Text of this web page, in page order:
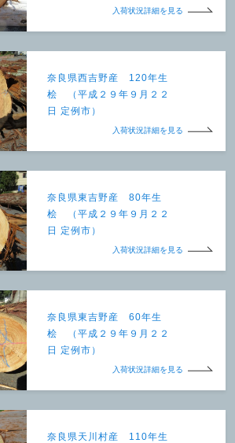
入荷状況詳細を見る
奈良県西吉野産 120年生
桧 （平成２９年９月２２
日 定例市）
入荷状況詳細を見る
奈良県東吉野産 80年生
桧 （平成２９年９月２２
日 定例市）
入荷状況詳細を見る
奈良県東吉野産 60年生
桧 （平成２９年９月２２
日 定例市）
入荷状況詳細を見る
奈良県天川村産 110年生